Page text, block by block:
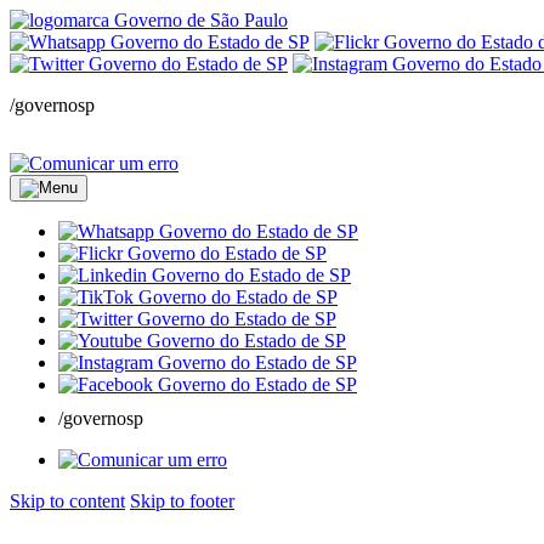
/governosp
/governosp
Skip to content Skip to footer